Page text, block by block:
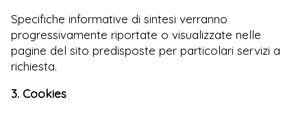
Specifiche informative di sintesi verranno
progressivamente riportate o visualizzate nelle
pagine del sito predisposte per particolari servizi a
richiesta.
3. Cookies